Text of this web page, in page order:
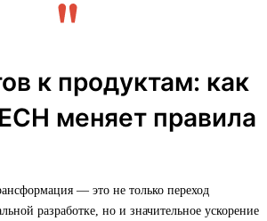
к продуктам: как
меняет правила
— это не только переход
разработке, но и значительное ускорение